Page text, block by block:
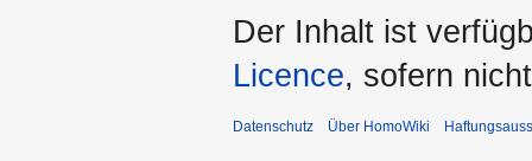
Der Inhalt ist
Licence, sofern
Datenschutz Über HomoWiki